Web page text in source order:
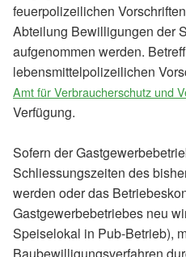
feuerpolizeilichen
Abteilung Bewilligungen der
aufgenommen werden.
lebensmittelpolizeilichen
Amt für Verbraucherschutz und
Verfügung.
Sofern der
Schliessungszeiten des
werden oder das
Gastgewerbebetriebes neu
Speiselokal in Pub-Betrieb),
Baubewilligungsverfahren